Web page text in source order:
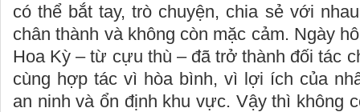
có thể bắt tay, trò chuyện, chia sẻ với
chân thành và không còn mặc cảm. Ngày
Hoa Kỳ – từ cựu thù – đã trở thành đối tác
cùng hợp tác vì hòa bình, vì lợi ích của
an ninh và ổn định khu vực. Vậy thì không